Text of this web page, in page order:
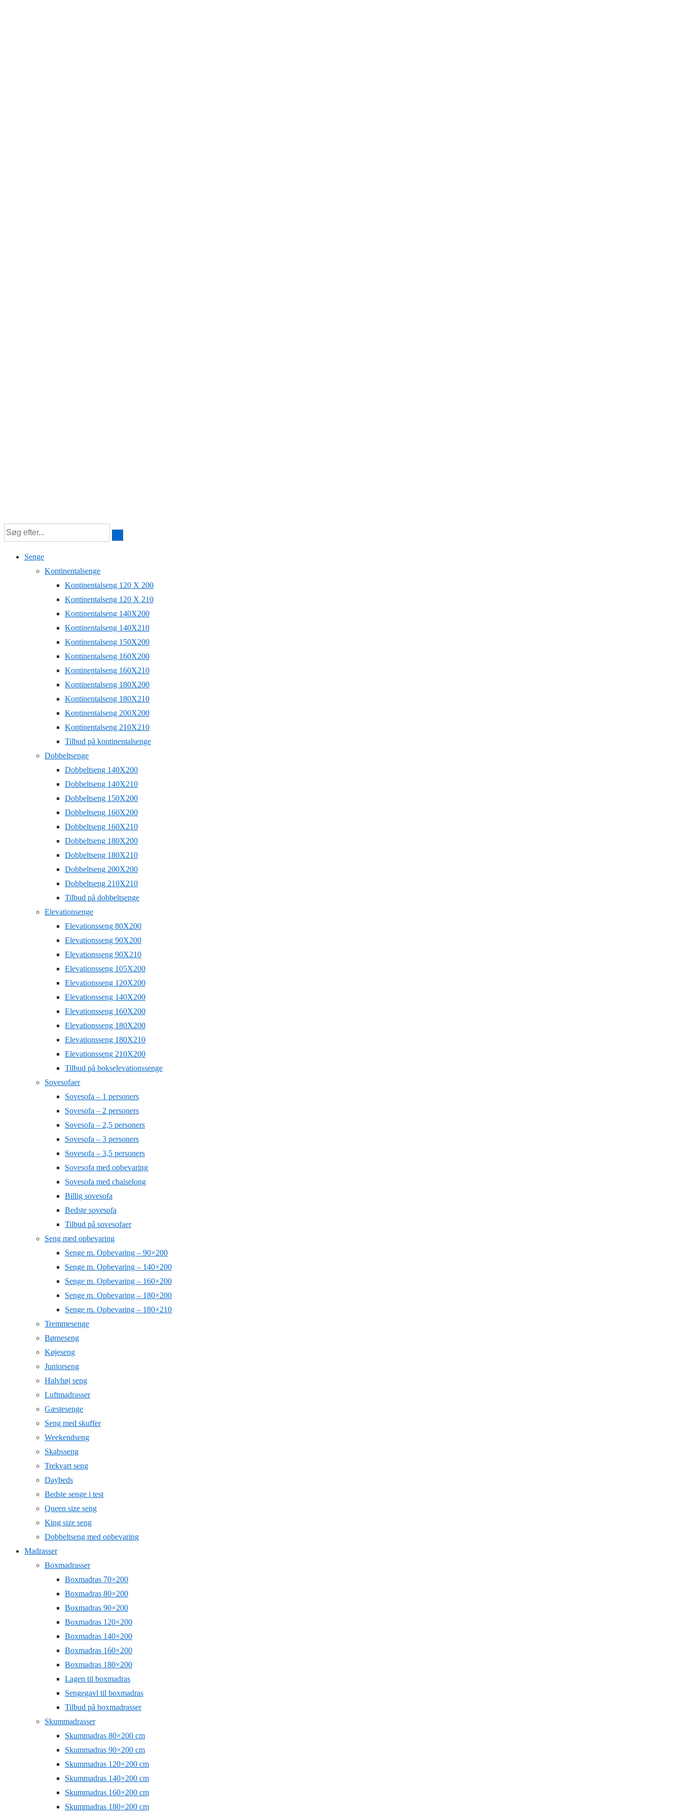
Senge
Kontinentalsenge
Kontinentalseng 120 X 200
Kontinentalseng 120 X 210
Kontinentalseng 140X200
Kontinentalseng 140X210
Kontinentalseng 150X200
Kontinentalseng 160X200
Kontinentalseng 160X210
Kontinentalseng 180X200
Kontinentalseng 180X210
Kontinentalseng 200X200
Kontinentalseng 210X210
Tilbud på kontinentalsenge
Dobbeltsenge
Dobbeltseng 140X200
Dobbeltseng 140X210
Dobbeltseng 150X200
Dobbeltseng 160X200
Dobbeltseng 160X210
Dobbeltseng 180X200
Dobbeltseng 180X210
Dobbeltseng 200X200
Dobbeltseng 210X210
Tilbud på dobbeltsenge
Elevationsenge
Elevationsseng 80X200
Elevationsseng 90X200
Elevationsseng 90X210
Elevationsseng 105X200
Elevationsseng 120X200
Elevationsseng 140X200
Elevationsseng 160X200
Elevationsseng 180X200
Elevationsseng 180X210
Elevationsseng 210X200
Tilbud på bokselevationssenge
Sovesofaer
Sovesofa – 1 personers
Sovesofa – 2 personers
Sovesofa – 2,5 personers
Sovesofa – 3 personers
Sovesofa – 3,5 personers
Sovesofa med opbevaring
Sovesofa med chaiselong
Billig sovesofa
Bedste sovesofa
Tilbud på sovesofaer
Seng med opbevaring
Senge m. Opbevaring – 90×200
Senge m. Opbevaring – 140×200
Senge m. Opbevaring – 160×200
Senge m. Opbevaring – 180×200
Senge m. Opbevaring – 180×210
Tremmesenge
Børneseng
Køjeseng
Juniorseng
Halvhøj seng
Luftmadrasser
Gæstesenge
Seng med skuffer
Weekendseng
Skabsseng
Trekvart seng
Daybeds
Bedste senge i test
Queen size seng
King size seng
Dobbeltseng med opbevaring
Madrasser
Boxmadrasser
Boxmadras 70×200
Boxmadras 80×200
Boxmadras 90×200
Boxmadras 120×200
Boxmadras 140×200
Boxmadras 160×200
Boxmadras 180×200
Lagen til boxmadras
Sengegavl til boxmadras
Tilbud på boxmadrasser
Skummadrasser
Skummadras 80×200 cm
Skummadras 90×200 cm
Skummadras 120×200 cm
Skummadras 140×200 cm
Skummadras 160×200 cm
Skummadras 180×200 cm